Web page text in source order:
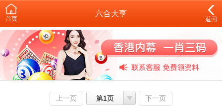
首页
六合大亨
返回
上一页 第1页 下一页